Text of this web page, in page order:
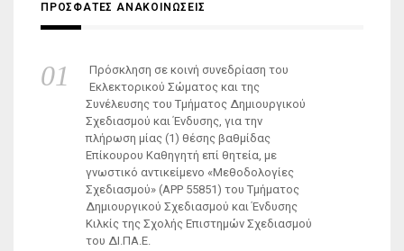
ΠΡΟΣΦΑΤΕΣ ΑΝΑΚΟΙΝΩΣΕΙΣ
Πρόσκληση σε κοινή συνεδρίαση του
Εκλεκτορικού Σώματος και της
Συνέλευσης του Τμήματος Δημιουργικού
Σχεδιασμού και Ένδυσης, για την
πλήρωση μίας (1) θέσης βαθμίδας
Επίκουρου Καθηγητή επί θητεία, με
γνωστικό αντικείμενο «Μεθοδολογίες
Σχεδιασμού» (ΑΡΡ 55851) του Τμήματος
Δημιουργικού Σχεδιασμού και Ένδυσης
Κιλκίς της Σχολής Επιστημών Σχεδιασμού
του ΔΙ.ΠΑ.Ε.